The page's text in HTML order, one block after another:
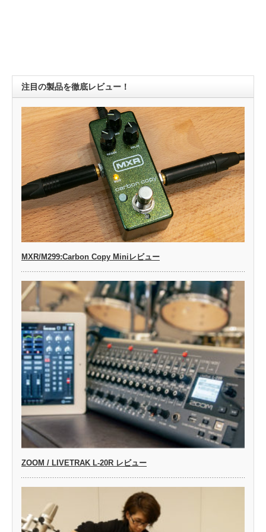
注目の製品を徹底レビュー！
MXR/M299:Carbon Copy Miniレビュー
ZOOM / LIVETRAK L-20R レビュー